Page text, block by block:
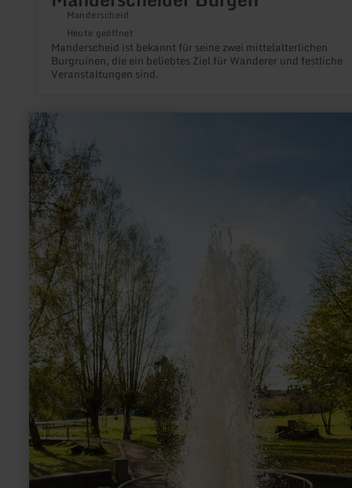
Manderscheid
Heute geöffnet
Manderscheid ist bekannt für seine zwei mittelalterlichen
Burgruinen, die ein beliebtes Ziel für Wanderer und festliche
Veranstaltungen sind.
mehr
erfahren
zu:
Wallender
Born